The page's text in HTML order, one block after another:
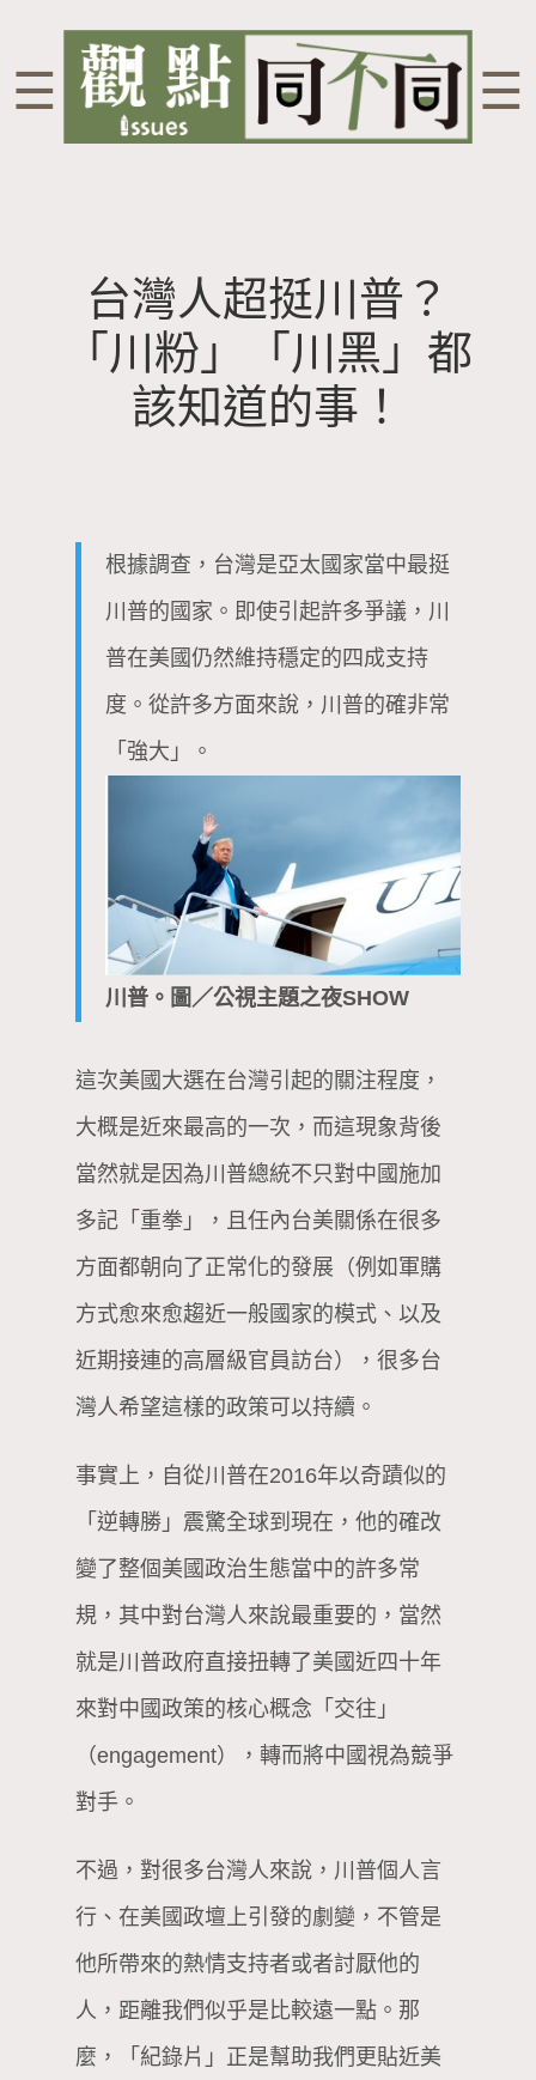
☰ ☰
台灣人超挺川普？
「川粉」「川黑」都
該知道的事！
根據調查，台灣是亞太國家當中最挺
川普的國家。即使引起許多爭議，川
普在美國仍然維持穩定的四成支持
度。從許多方面來說，川普的確非常
「強大」。
川普。圖／公視主題之夜SHOW
這次美國大選在台灣引起的關注程度，
大概是近來最高的一次，而這現象背後
當然就是因為川普總統不只對中國施加
多記「重拳」，且任內台美關係在很多
方面都朝向了正常化的發展（例如軍購
方式愈來愈趨近一般國家的模式、以及
近期接連的高層級官員訪台），很多台
灣人希望這樣的政策可以持續。
事實上，自從川普在2016年以奇蹟似的
「逆轉勝」震驚全球到現在，他的確改
變了整個美國政治生態當中的許多常
規，其中對台灣人來說最重要的，當然
就是川普政府直接扭轉了美國近四十年
來對中國政策的核心概念「交往」
（engagement），轉而將中國視為競爭
對手。
不過，對很多台灣人來說，川普個人言
行、在美國政壇上引發的劇變，不管是
他所帶來的熱情支持者或者討厭他的
人，距離我們似乎是比較遠一點。那
麼，「紀錄片」正是幫助我們更貼近美